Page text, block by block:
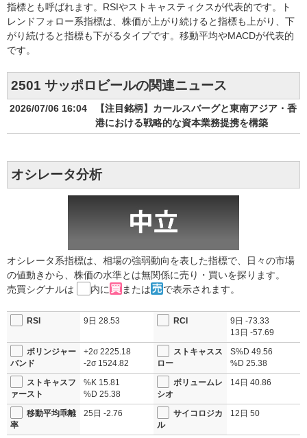
指標とも呼ばれます。RSIやストキャスティクスが代表的です。ト
レンドフォロー系指標は、株価が上がり続けると指標も上がり、下
がり続けると指標も下がるタイプです。移動平均やMACDが代表的
です。
2501 サッポロビールの関連ニュース
2026/07/06 16:04
【注目銘柄】カールスバーグと東南アジア・香
港における戦略的な資本業務提携を構築
オシレータ分析
オシレータ系指標は、相場の強弱動向を表した指標で、日々の市場
の値動きから、株価の水準とは無関係に売り・買いを探ります。
売買シグナルは
内に または で表示されます。
RSI 9日 28.53 RCI 9日 -73.33
13日 -57.69
ボリンジャー
バンド
+2σ2225.18
-2σ 1524.82
ストキャスス
ロー
S%D 49.56
%D 25.38
ストキャスフ
ァースト
%K 15.81
%D 25.38
ボリュームレ
シオ
14日 40.86
移動平均乖離
率
25日 -2.76
サイコロジカ
ル
12日 50